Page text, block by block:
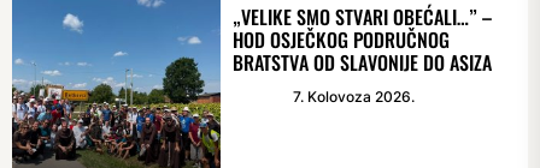
„VELIKE SMO STVARI OBEĆALI…” –
HOD OSJEČKOG PODRUČNOG
BRATSTVA OD SLAVONIJE DO ASIZA
7. Kolovoza 2026.